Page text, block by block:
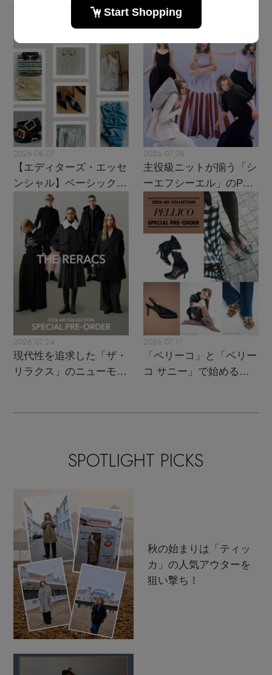
2026.08.07
【エディターズ・エッセ
ンシャル】ベーシックと
トレンドが交差する16の
2026.07.28
主役級ニットが揃う「シ
ーエフシーエル」のPOP
UPがスタート
2026.07.24
現代性を追求した「ザ・
リラクス」のニューモダ
2026.07.17
「ペリーコ」と「ペリー
コ サニー」で始める秋
SPOTLIGHT PICKS
秋の始まりは「ティッ
カ」の人気アウターを
狙い撃ち！